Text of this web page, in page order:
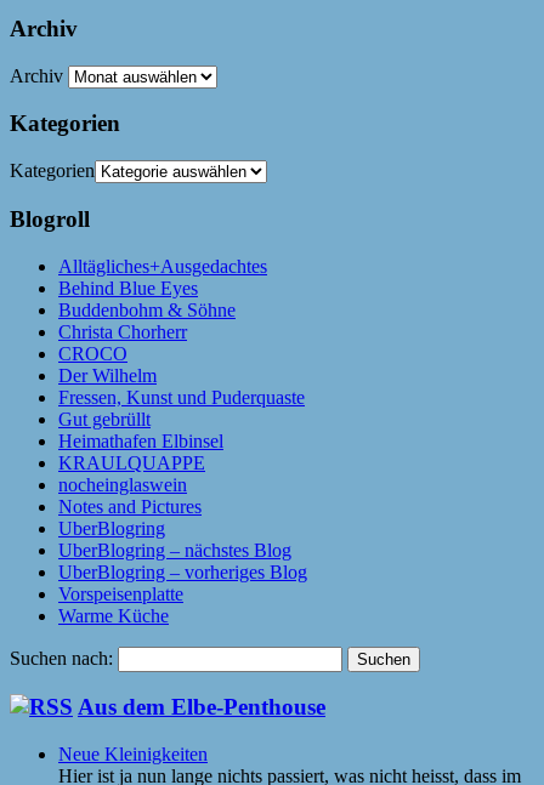
Archiv
Archiv
Kategorien
Kategorien
Blogroll
Alltägliches+Ausgedachtes
Behind Blue Eyes
Buddenbohm & Söhne
Christa Chorherr
CROCO
Der Wilhelm
Fressen, Kunst und Puderquaste
Gut gebrüllt
Heimathafen Elbinsel
KRAULQUAPPE
nocheinglaswein
Notes and Pictures
UberBlogring
UberBlogring – nächstes Blog
UberBlogring – vorheriges Blog
Vorspeisenplatte
Warme Küche
Suchen nach:
Aus dem Elbe-Penthouse
Neue Kleinigkeiten
Hier ist ja nun lange nichts passiert, was nicht heisst, dass im